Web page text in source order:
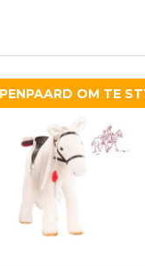
OM TE